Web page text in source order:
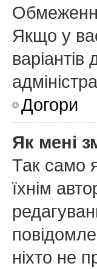
Якщо у
Догори
Як мені
Так само
їхнім
ніхто не